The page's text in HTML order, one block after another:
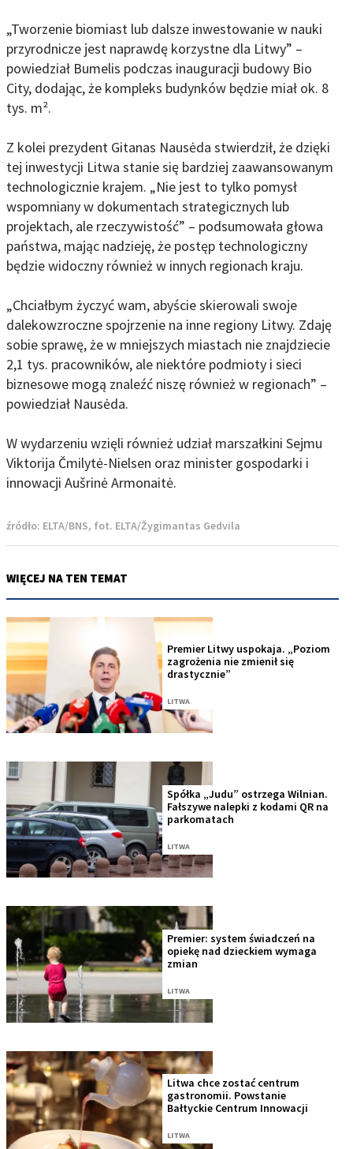
„Tworzenie biomiast lub dalsze inwestowanie w nauki
przyrodnicze jest naprawdę korzystne dla Litwy” –
powiedział Bumelis podczas inauguracji budowy Bio
City, dodając, że kompleks budynków będzie miał ok. 8
tys. m².
Z kolei prezydent Gitanas Nausėda stwierdził, że dzięki
tej inwestycji Litwa stanie się bardziej zaawansowanym
technologicznie krajem. „Nie jest to tylko pomysł
wspomniany w dokumentach strategicznych lub
projektach, ale rzeczywistość” – podsumowała głowa
państwa, mając nadzieję, że postęp technologiczny
będzie widoczny również w innych regionach kraju.
„Chciałbym życzyć wam, abyście skierowali swoje
dalekowzroczne spojrzenie na inne regiony Litwy. Zdaję
sobie sprawę, że w mniejszych miastach nie znajdziecie
2,1 tys. pracowników, ale niektóre podmioty i sieci
biznesowe mogą znaleźć niszę również w regionach” –
powiedział Nausėda.
W wydarzeniu wzięli również udział marszałkini Sejmu
Viktorija Čmilytė-Nielsen oraz minister gospodarki i
innowacji Aušrinė Armonaitė.
źródło: ELTA/BNS, fot. ELTA/Žygimantas Gedvila
WIĘCEJ NA TEN TEMAT
Premier Litwy uspokaja. „Poziom
zagrożenia nie zmienił się
drastycznie”
LITWA
Spółka „Judu” ostrzega Wilnian.
Fałszywe nalepki z kodami QR na
parkomatach
LITWA
Premier: system świadczeń na
opiekę nad dzieckiem wymaga
zmian
LITWA
Litwa chce zostać centrum
gastronomii. Powstanie
Bałtyckie Centrum Innowacji
LITWA